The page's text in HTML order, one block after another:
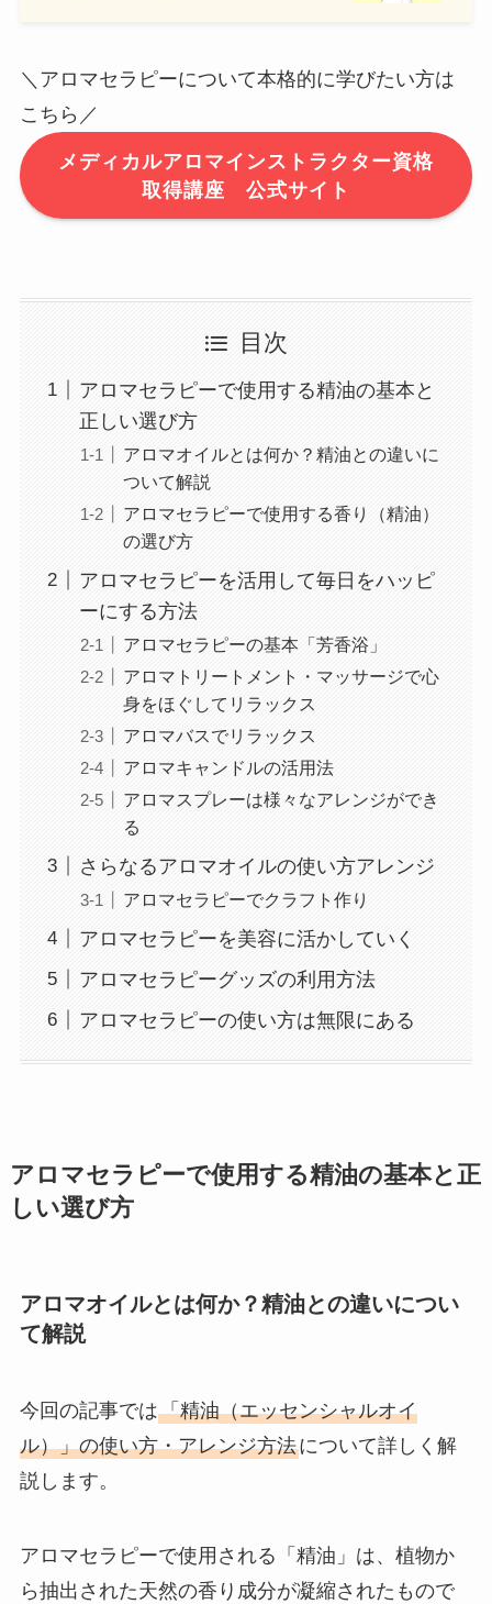
＼アロマセラピーについて本格的に学びたい方は
こちら／
メディカルアロマインストラクター資格
取得講座 公式サイト
目次
アロマセラピーで使用する精油の基本と
正しい選び方
アロマオイルとは何か？精油との違いに
ついて解説
アロマセラピーで使用する香り（精油）
の選び方
アロマセラピーを活用して毎日をハッピ
ーにする方法
アロマセラピーの基本「芳香浴」
アロマトリートメント・マッサージで心
身をほぐしてリラックス
アロマバスでリラックス
アロマキャンドルの活用法
アロマスプレーは様々なアレンジができ
る
さらなるアロマオイルの使い方アレンジ
アロマセラピーでクラフト作り
アロマセラピーを美容に活かしていく
アロマセラピーグッズの利用方法
アロマセラピーの使い方は無限にある
アロマセラピーで使用する精油の基本と正
しい選び方
アロマオイルとは何か？精油との違いについ
て解説
今回の記事では「精油（エッセンシャルオイ
ル）」の使い方・アレンジ方法について詳しく解
説します。
アロマセラピーで使用される「精油」は、植物か
ら抽出された天然の香り成分が凝縮されたもので